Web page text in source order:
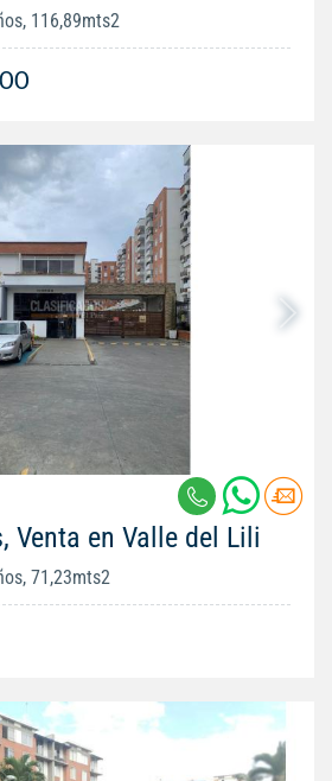
116,89mts2
Venta en Valle del Lili
71,23mts2